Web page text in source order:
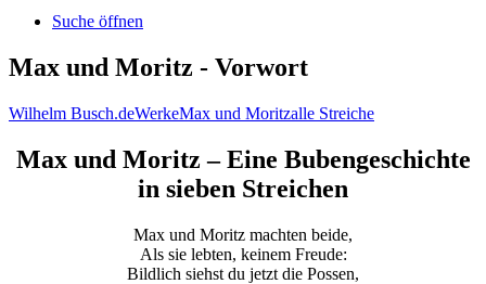
Suche öffnen
Max und Moritz - Vorwort
Wilhelm Busch.deWerkeMax und Moritzalle Streiche
Max und Moritz – Eine Bubengeschichte
in sieben Streichen
Max und Moritz machten beide,
Als sie lebten, keinem Freude:
Bildlich siehst du jetzt die Possen,